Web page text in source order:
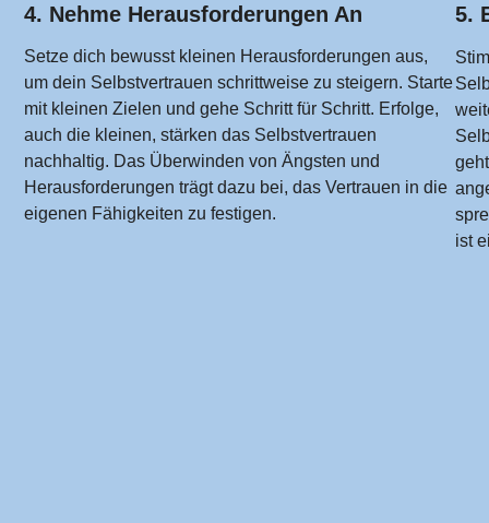
4. Nehme Herausforderungen An
Setze dich bewusst kleinen Herausforderungen aus,
um dein Selbstvertrauen schrittweise zu steigern. Starte
mit kleinen Zielen und gehe Schritt für Schritt. Erfolge,
auch die kleinen, stärken das Selbstvertrauen
nachhaltig. Das Überwinden von Ängsten und
Herausforderungen trägt dazu bei, das Vertrauen in die
eigenen Fähigkeiten zu festigen.
5.
ist